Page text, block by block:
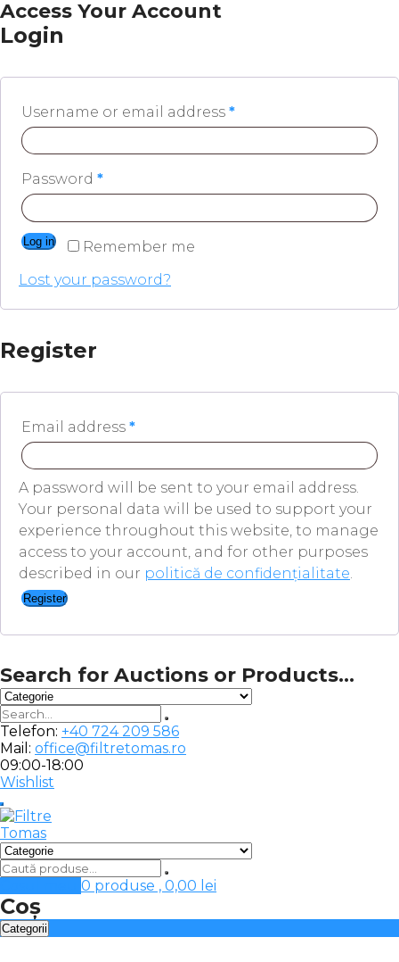
Access Your Account
Login
Username or email address *
Password *
Remember me
Log in
Lost your password?
Register
Email address *
A password will be sent to your email address.
Your personal data will be used to support your
experience throughout this website, to manage
access to your account, and for other purposes
described in our politică de confidențialitate.
Register
Search for Auctions or Products...
Telefon: +40 724 209 586
Mail: office@filtretomas.ro
09:00-18:00
Wishlist
0 produse , 0,00 lei
Coș
Categorii